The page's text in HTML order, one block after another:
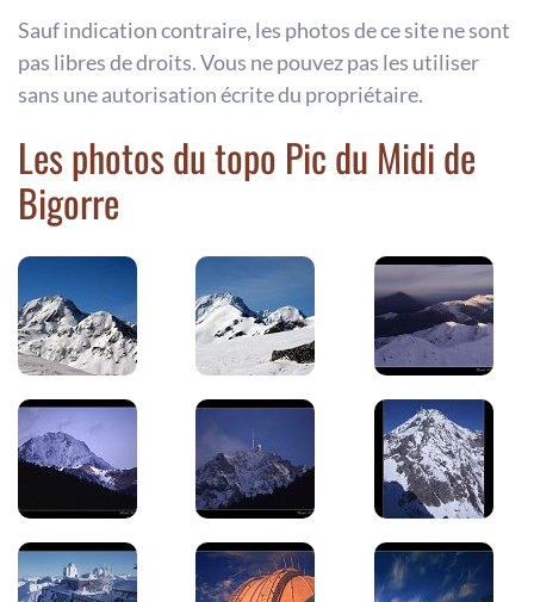
Sauf indication contraire, les photos de ce site ne sont
pas libres de droits. Vous ne pouvez pas les utiliser
sans une autorisation écrite du propriétaire.
Les photos du topo Pic du Midi de
Bigorre